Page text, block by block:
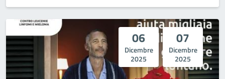
06
Dicembre
2025
07
Dicembre
2025